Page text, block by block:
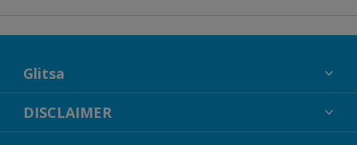
Glitsa
OVER GLITSA
CONTACT
DISCLAIMER